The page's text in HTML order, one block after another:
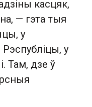
касцяк,
— гэта тыя
у
у
Там, дзе ў